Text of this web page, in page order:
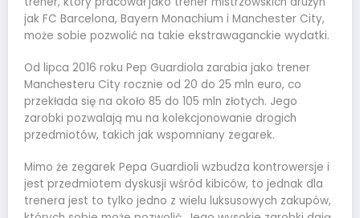
jak FC Barcelona, Bayern Monachium i Manchester City,
może sobie pozwolić na takie ekstrawaganckie wydatki.
Od lipca 2016 roku Pep Guardiola zarabia jako trener
Manchesteru City rocznie od 20 do 25 mln euro, co
przekłada się na około 85 do 105 mln złotych. Jego
zarobki pozwalają mu na kolekcjonowanie drogich
przedmiotów, takich jak wspomniany zegarek.
Mimo że zegarek Pepa Guardioli wzbudza kontrowersje i
jest przedmiotem dyskusji wśród kibiców, to jednak dla
trenera jest to tylko jedno z wielu luksusowych zakupów,